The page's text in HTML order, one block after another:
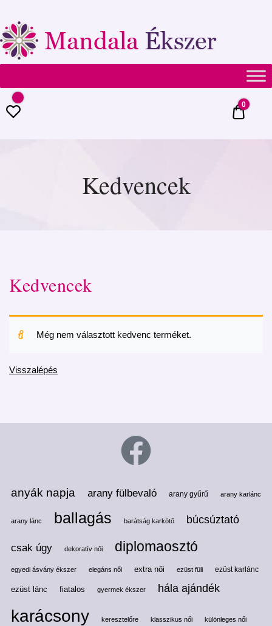
Mandala
Ékszer
0 Ft
0
Kedvencek
Kedvencek
Még nem választott kedvenc terméket.
Visszalépés
anyák napja arany fülbevaló arany gyűrű arany karlánc
arany lánc ballagás barátság karkötő búcsúztató
csak úgy dekoratív női diplomaosztó
egyedi ásvány ékszer elegáns női extra női ezüst füli ezüst karlánc
ezüst lánc fiatalos gyermek ékszer hála ajándék
karácsony keresztelőre klasszikus női különleges női